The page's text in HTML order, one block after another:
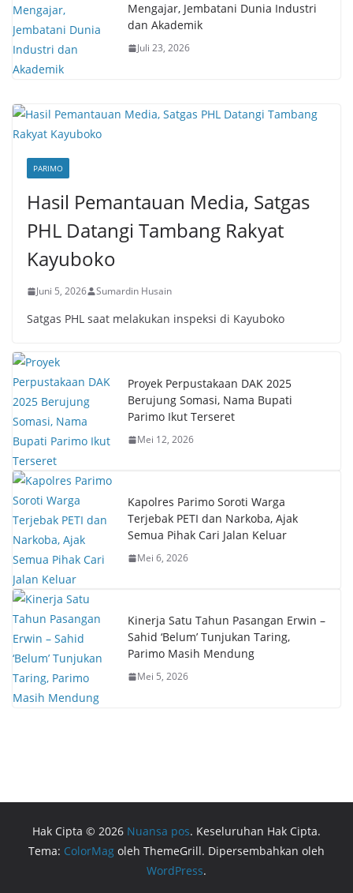
Mengajar, Jembatani Dunia Industri
dan Akademik
Juli 23, 2026
PARIMO
Hasil Pemantauan Media, Satgas
PHL Datangi Tambang Rakyat
Kayuboko
Juni 5, 2026 Sumardin Husain
Satgas PHL saat melakukan inspeksi di Kayuboko
Proyek Perpustakaan DAK 2025
Berujung Somasi, Nama Bupati
Parimo Ikut Terseret
Mei 12, 2026
Kapolres Parimo Soroti Warga
Terjebak PETI dan Narkoba, Ajak
Semua Pihak Cari Jalan Keluar
Mei 6, 2026
Kinerja Satu Tahun Pasangan Erwin –
Sahid ‘Belum’ Tunjukan Taring,
Parimo Masih Mendung
Mei 5, 2026
Hak Cipta © 2026 Nuansa pos. Keseluruhan Hak Cipta.
Tema: ColorMag oleh ThemeGrill. Dipersembahkan oleh
WordPress.